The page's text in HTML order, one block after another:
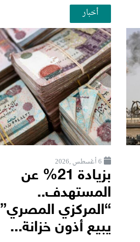
أخبار
6 أغسطس ,2026
بزيادة 21% عن
المستهدف..
“المركزي المصري”
يبيع أذون خزانة...